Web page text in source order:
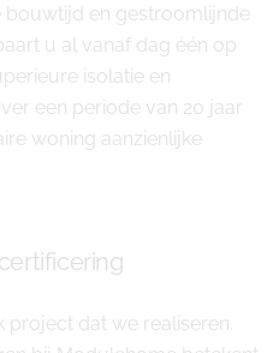
bouwtijd en gestroomlijnde
u al vanaf dag één op
isolatie en
een periode van 20 jaar
woning aanzienlijke
project dat we realiseren.